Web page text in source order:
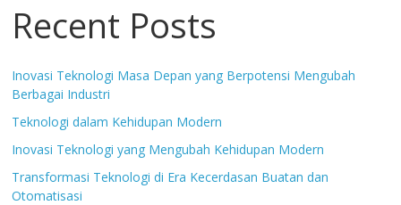
Recent Posts
Inovasi Teknologi Masa Depan yang Berpotensi Mengubah
Berbagai Industri
Teknologi dalam Kehidupan Modern
Inovasi Teknologi yang Mengubah Kehidupan Modern
Transformasi Teknologi di Era Kecerdasan Buatan dan
Otomatisasi